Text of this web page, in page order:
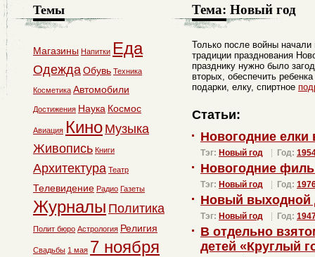
Тема: Новый год
Только после войны
традиции празднования
празднику нужно было
вторых, обеспечить
подарки, елку, спиртное
Статьи:
Новогодние елки
Тэг: Новый год Год:
Новогодние
Тэг: Новый год Год:
Новый выходной
Тэг: Новый год Год:
В отдельно
детей «Круглый
Темы
Магазины Напитки Еда
ОдеждаОбувь Техника
Косметика Автомобили
Достижения Наука Космос
Авиация Кино Музыка
Живопись Книги
Архитектура Театр
Телевидение Радио Газеты
Журналы Политика
Полит бюро Астрология Религия
Свадьбы 1 мая 7 ноября